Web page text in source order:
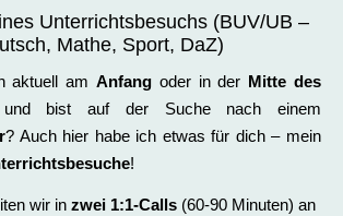
Unterrichtsbesuchs (BUV/UB –
Mathe, Sport, DaZ)
aktuell am Anfang oder in der Mitte des
bist auf der Suche nach einem
? Auch hier habe ich etwas für dich – mein
!
wir in zwei 1:1-Calls (60-90 Minuten) an